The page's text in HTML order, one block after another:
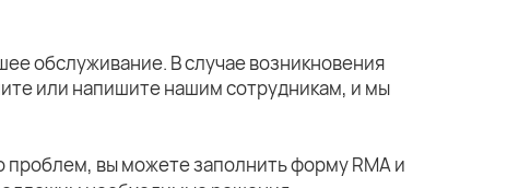
обслуживание. В случае возникновения
или напишите нашим сотрудникам, и мы
проблем, вы можете заполнить форму RMA и